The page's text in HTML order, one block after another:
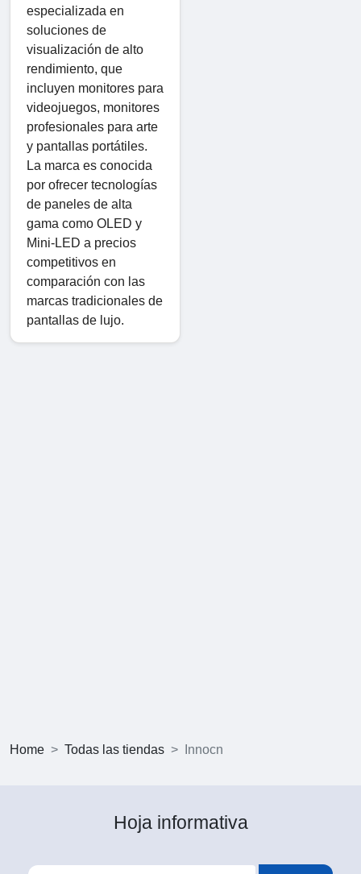
especializada en
soluciones de
visualización de alto
rendimiento, que
incluyen monitores para
videojuegos, monitores
profesionales para arte
y pantallas portátiles.
La marca es conocida
por ofrecer tecnologías
de paneles de alta
gama como OLED y
Mini-LED a precios
competitivos en
comparación con las
marcas tradicionales de
pantallas de lujo.
Home Todas las tiendas Innocn
Hoja informativa